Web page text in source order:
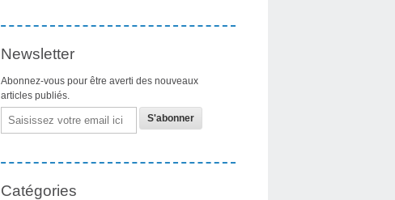
Newsletter
Abonnez-vous pour être averti des nouveaux
articles publiés.
Email
Catégories